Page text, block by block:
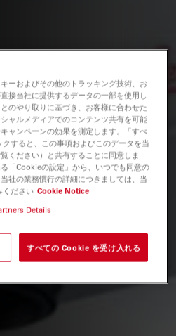
ーおよびその他のトラッキング技術、お
接当社に提供するデータの一部を使用し
のやり取りに基づき、お客様に合わせた
ャルメディアでのコンテンツ共有を可能
ャンペーンの効果を測定します。「すべ
すると、この事項およびこのデータを当
ください）と共有することに同意しま
「Cookieの設定」から、いつでも同意の
社の業務慣行の詳細につきましては、当
ください Cookie Notice
Details
すべての Cookie を受け入れる